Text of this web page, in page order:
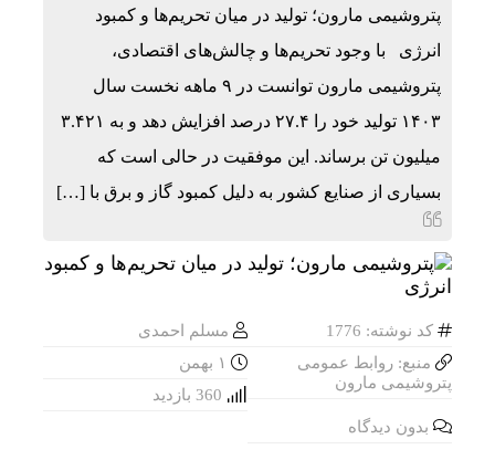
پتروشیمی مارون؛ تولید در میان تحریم‌ها و کمبود
انرژی با وجود تحریم‌ها و چالش‌های اقتصادی،
پتروشیمی مارون توانست در ۹ ماهه نخست سال
۱۴۰۳ تولید خود را ۲۷.۴ درصد افزایش دهد و به ۳.۴۲۱
میلیون تن برساند. این موفقیت در حالی است که
بسیاری از صنایع کشور به دلیل کمبود گاز و برق با […]
کد نوشته: 1776
مسلم احمدی
منبع: روابط عمومی
پتروشیمی مارون
بدون دیدگاه